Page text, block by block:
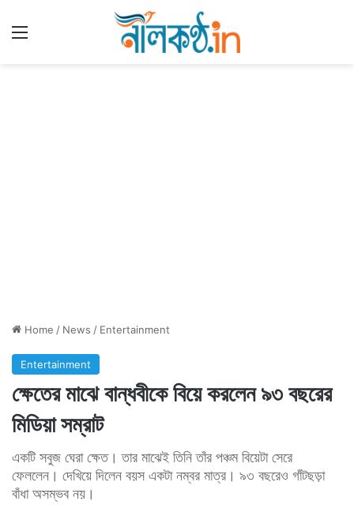
Home / News / Entertainment
Entertainment
ক্ষেতের মাঝে বান্ধবীকে বিয়ে করলেন ৯৩ বছরের
মিডিয়া সম্রাট
একটি সবুজ ঘেরা ক্ষেত। তার মাঝেই তিনি তাঁর পঞ্চম বিয়েটা সেরে
ফেললেন। দেখিয়ে দিলেন বয়স একটা নম্বর মাত্র। ৯৩ বছরেও গাঁটছড়া
বাঁধা অসম্ভব নয়।